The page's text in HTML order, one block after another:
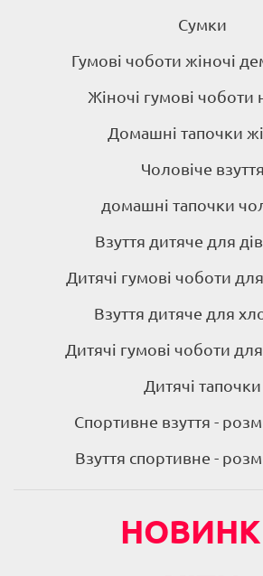
Сумки
Гумові чоботи жіночі
Жіночі гумові чоботи
Домашні тапочки
Чоловіче взуття
домашні тапочки
Взуття дитяче для
Дитячі гумові чоботи
Взуття дитяче для
Дитячі гумові чоботи
Дитячі тапочки
Спортивне взуття -
Взуття спортивне -